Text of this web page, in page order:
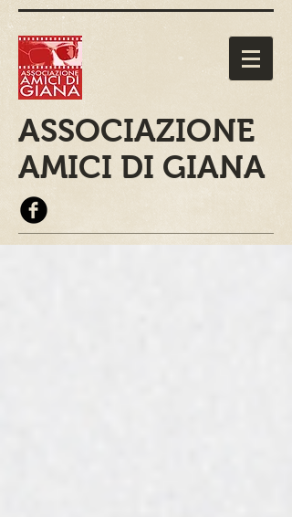
ASSOCIAZIONE
AMICI DI GIANA